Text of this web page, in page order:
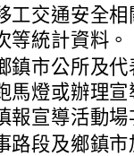
工交通安全
等統計資料。
鎮市公所及
馬燈或辦理
報宣導活動
路段及鄉鎮